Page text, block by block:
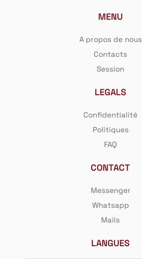
MENU
A propos de nous
Contacts
Session
LEGALS
Confidentialité
Politiques
FAQ
CONTACT
Messenger
Whatsapp
Mails
LANGUES